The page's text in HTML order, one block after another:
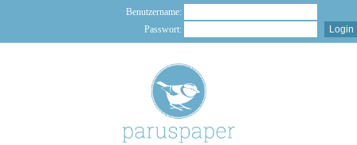
Benutzername:
Passwort: